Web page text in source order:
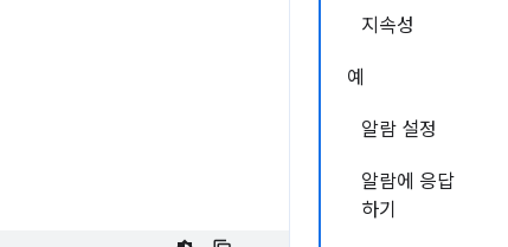
지속성
예
알람 설정
알람에 응답
하기